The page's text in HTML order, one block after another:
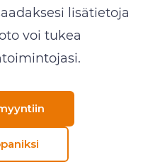
lisätietoja
voi tukea